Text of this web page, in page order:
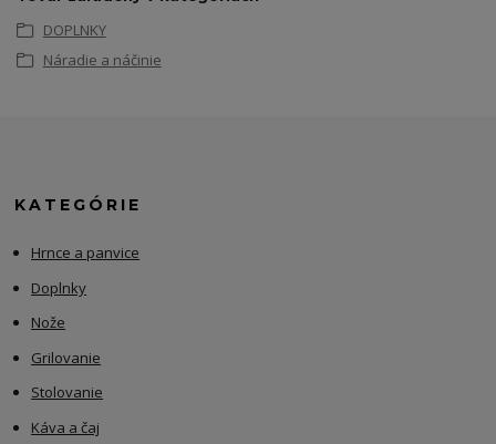
DOPLNKY
Náradie a náčinie
KATEGÓRIE
Hrnce a panvice
Doplnky
Nože
Grilovanie
Stolovanie
Káva a čaj